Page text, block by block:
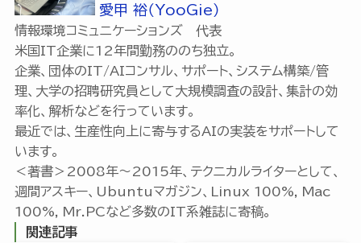
愛甲 裕（YooGie）
情報環境コミュニケーションズ 代表
米国IT企業に12年間勤務ののち独立。
企業、団体のIT/AIコンサル、サポート、システム構築/管
理、大学の招聘研究員として大規模調査の設計、集計の効
率化、解析などを行っています。
最近では、生産性向上に寄与するAIの実装をサポートして
います。
＜著書＞2008年〜2015年、テクニカルライターとして、
週間アスキー、Ubuntuマガジン、Linux 100%, Mac
100%, Mr.PCなど多数のIT系雑誌に寄稿。
関連記事